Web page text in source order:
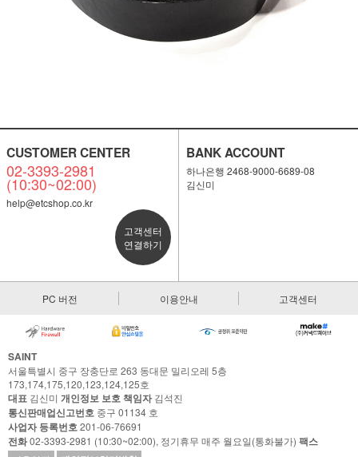
CUSTOMER CENTER
02-3393-2981
(10:30~02:00)
help@etcshop.co.kr
고객센터
연결하기
BANK ACCOUNT
하나은행 2468-9000-6689-08
김신미
PC 버전 이용안내 고객센터
SAINT
서울특별시 중구 장충단로 263 동대문 밀리오레 5층
173,174,175,120,123,124,125호
대표 김신미 개인정보 보호 책임자김석진
통신판매업신고번호 중구 01134 호
사업자 등록번호201-06-76691
전화02-3393-2981 (10:30~02:00), 정기휴무 매주 월요일(통화불가) 팩스